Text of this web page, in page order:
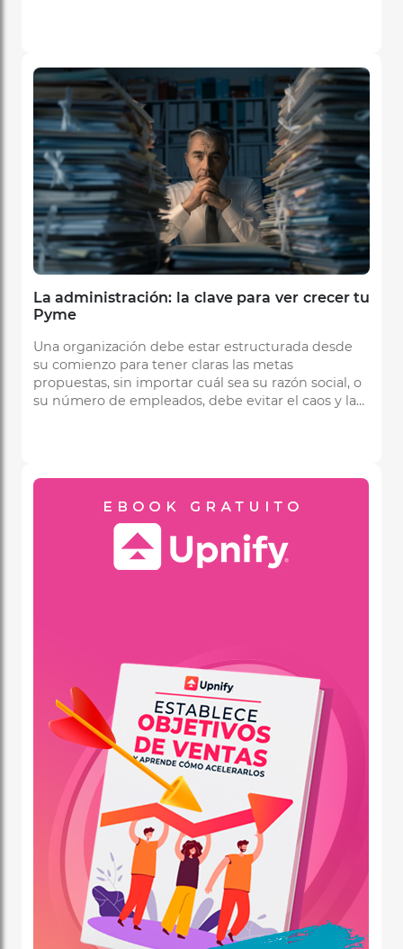
La administración: la clave para ver crecer tu
Pyme
Una organización debe estar estructurada desde
su comienzo para tener claras las metas
propuestas, sin importar cuál sea su razón social, o
su número de empleados, debe evitar el caos y la